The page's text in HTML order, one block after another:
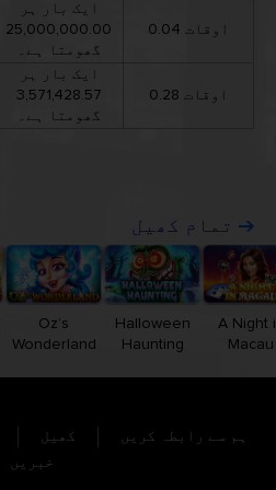
ایک بار ہر
25,000,000.00
گھومتا ہے۔
ایک بار ہر
3,571,428.57
گھومتا ہے۔
0.04 اوقات
0.28 اوقات
تمام کھیل
Oz’s
Wonderland
Halloween
Haunting
A Night
Macau
کھیل
ہم سے رابطہ کریں
خبریں